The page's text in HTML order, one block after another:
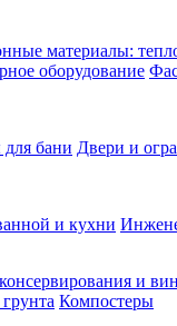
материалы:
оборудование
бани Двери и
и кухни
и
Компостеры